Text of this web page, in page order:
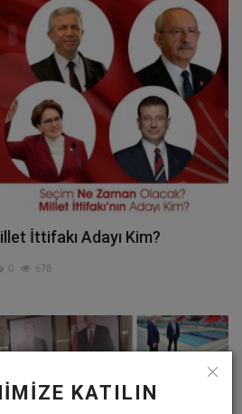
KATILIN
İttifakı Adayı Kim?
0 678